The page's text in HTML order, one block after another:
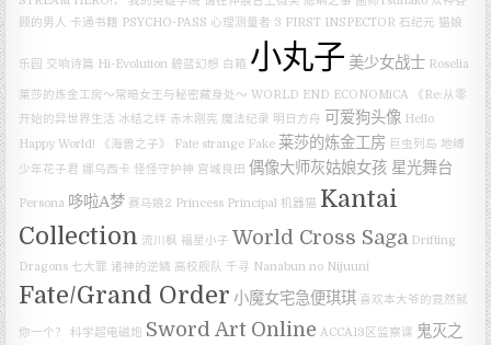
顾的男人 卡通书籍 PSYCHO-PASS 心理测量者 3 FIRST INSPECTOR 石纪元 猫娘
乐园 交响诗篇 Hi-Evolution 碧蓝幻想 白箱 小丸子 美少女战士 Roselia
莱莎的炼金工房～常暗女王与秘密藏身处～ WORLD END ECONOMiCA
《Re:从零
开始的异世界生活 冰结之绊 赤木刚宪 魔法纪录 明日方舟 可爱狗头像 Hello
Happy World!
《海兽之子》 Fate strange Fake 莱莎的炼金工房 巨虫列岛 地缚
少年花子君 娜乌西卡 怪怪守护神 宫城良田 偶像大师灰姑娘女孩 星光舞台
Persona 哆啦A梦 赛马娘2 Princess Principal 机器猫 Kantai
Collection 流川枫 福星小子 World Cross Saga Drifting
Dragons 七大罪 诸神的逆鳞 高校舰队 千寻 Nanabun no Nijuuni
Fate/Grand Order 小魔女宅急便琪琪 喜欢本大爷的竟然就
你一个？ 科学超电磁炮 Sword Art Online ACCA13区监察课 鬼灭之